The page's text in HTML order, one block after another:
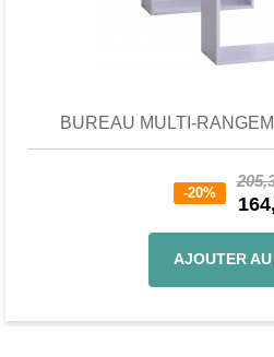
BUREAU MULTI-
-20%
AJOUTER
Favori